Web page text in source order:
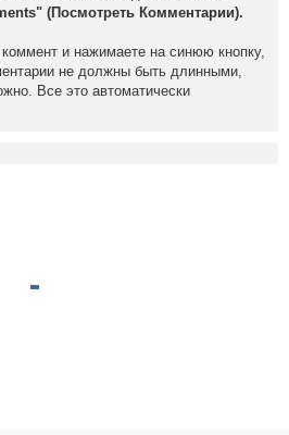
(Посмотреть Комментарии).
и нажимаете на синюю кнопку,
не должны быть длинными,
Все это автоматически